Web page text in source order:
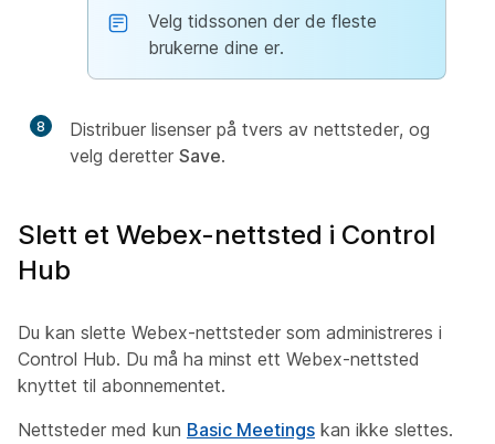
Velg tidssonen der de fleste
brukerne dine er.
8
Distribuer lisenser på tvers av nettsteder, og
velg deretter Save.
Slett et Webex-nettsted i Control
Hub
Du kan slette Webex-nettsteder som administreres i
Control Hub. Du må ha minst ett Webex-nettsted
knyttet til abonnementet.
Nettsteder med kun Basic Meetings kan ikke slettes.